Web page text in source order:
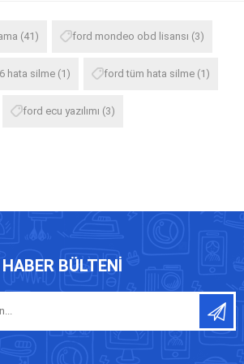
(41) ford mondeo obd lisansı (3)
hata silme (1) ford tüm hata silme (1)
ford ecu yazılımı (3)
HABER BÜLTENI